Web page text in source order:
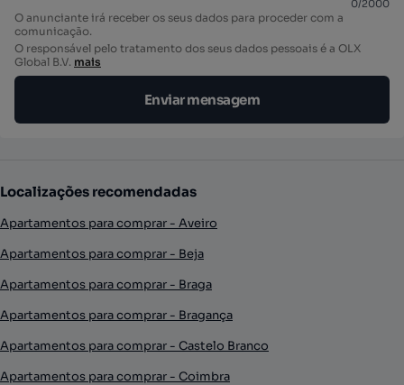
0/2000
O anunciante irá receber os seus dados para proceder com a
comunicação.
O responsável pelo tratamento dos seus dados pessoais é a OLX
Global B.V. mais
Enviar mensagem
Localizações recomendadas
Apartamentos para comprar - Aveiro
Apartamentos para comprar - Beja
Apartamentos para comprar - Braga
Apartamentos para comprar - Bragança
Apartamentos para comprar - Castelo Branco
Apartamentos para comprar - Coimbra